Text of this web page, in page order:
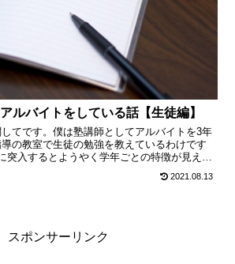
ルバイトをしている話【生徒編】
てです。僕は塾講師としてアルバイトを3年
の教室で生徒の勉強を教えているわけです
突入するとようやく学年ごとの特徴が見えて
め、あまり生徒の要望に応えることができませ
2021.08.13
スポンサーリンク